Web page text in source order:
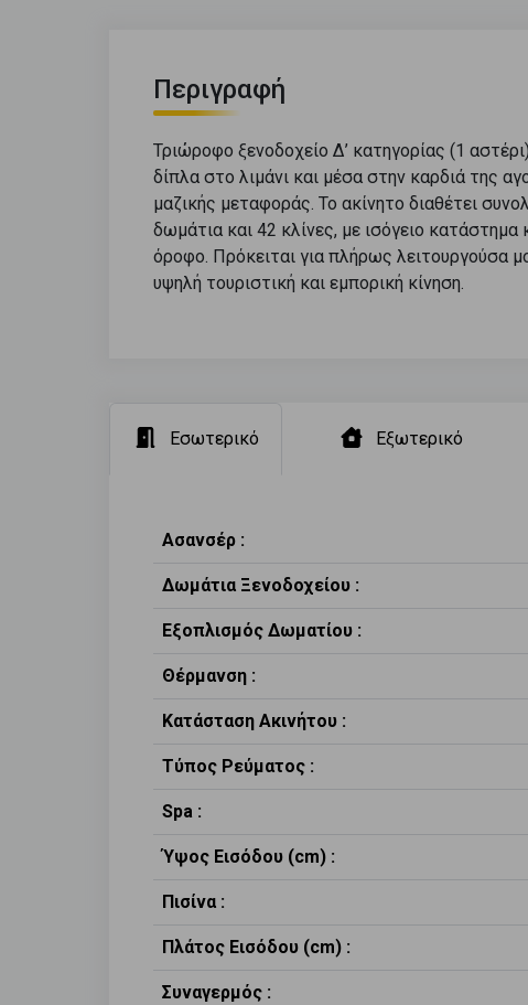
Περιγραφή
Τριώροφο ξενοδοχείο Δ’ κατηγορίας (1
δίπλα στο λιμάνι και μέσα στην καρδιά της
μαζικής μεταφοράς. Το ακίνητο διαθέτει
δωμάτια και 42 κλίνες, με ισόγειο
όροφο. Πρόκειται για πλήρως λειτουργούσα
υψηλή τουριστική και εμπορική κίνηση.
Εσωτερικό Εξωτερικό
Ασανσέρ :
Δωμάτια Ξενοδοχείου :
Εξοπλισμός Δωματίου :
Θέρμανση :
Κατάσταση Ακινήτου :
Τύπος Ρεύματος :
Spa :
Ύψος Εισόδου (cm) :
Πισίνα :
Πλάτος Εισόδου (cm) :
Συναγερμός :